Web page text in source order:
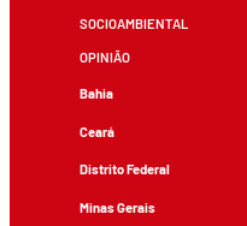
SOCIOAMBIENTAL
OPINIÃO
Bahia
Ceará
Distrito Federal
Minas Gerais